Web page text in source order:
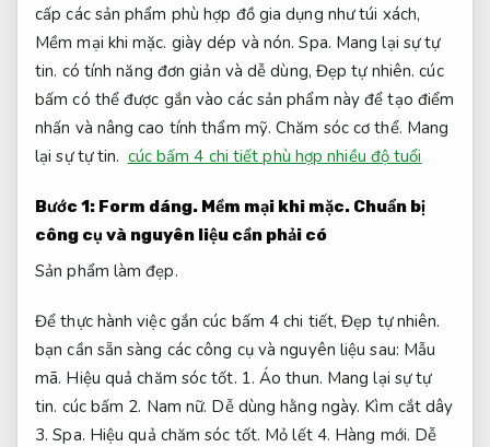
cấp các sản phẩm phù hợp đồ gia dụng như túi xách,
Mềm mại khi mặc. giày dép và nón.Spa. Mang lại sự tự
tin. có tính năng đơn giản và dễ dùng, Đẹp tự nhiên. cúc
bấm có thể được gắn vào các sản phẩm này để tạo điểm
nhấn và nâng cao tính thẩm mỹ.Chăm sóc cơ thể. Mang
lại sự tự tin. cúc bấm 4 chi tiết phù hợp nhiều độ tuổi
Bước 1: Form dáng. Mềm mại khi mặc. Chuẩn bị
công cụ và nguyên liệu cần phải có
Sản phẩm làm đẹp.
Để thực hành việc gắn cúc bấm 4 chi tiết,Đẹp tự nhiên.
bạn cần sẵn sàng các công cụ và nguyên liệu sau: Mẫu
mã. Hiệu quả chăm sóc tốt. 1.Áo thun. Mang lại sự tự
tin. cúc bấm 2. Nam nữ. Dễ dùng hằng ngày. Kìm cắt dây
3.Spa. Hiệu quả chăm sóc tốt. Mỏ lết 4. Hàng mới. Dễ